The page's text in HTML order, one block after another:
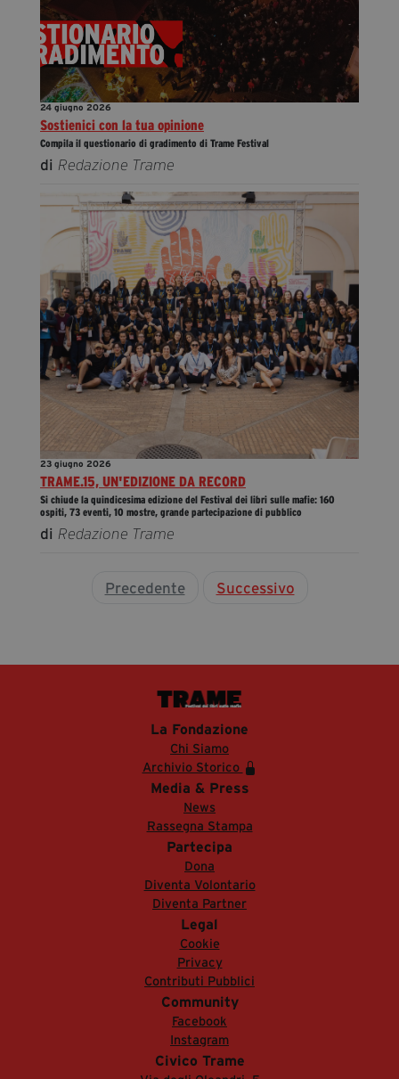
24 giugno 2026
Sostienici con la tua opinione
Compila il questionario di gradimento di Trame Festival
di Redazione Trame
23 giugno 2026
TRAME.15, UN'EDIZIONE DA RECORD
Si chiude la quindicesima edizione del Festival dei libri sulle mafie: 160
ospiti, 73 eventi, 10 mostre, grande partecipazione di pubblico
di Redazione Trame
Precedente Successivo
La Fondazione
Chi Siamo
Archivio Storico
Media & Press
News
Rassegna Stampa
Partecipa
Dona
Diventa Volontario
Diventa Partner
Legal
Cookie
Privacy
Contributi Pubblici
Community
Facebook
Instagram
Civico Trame